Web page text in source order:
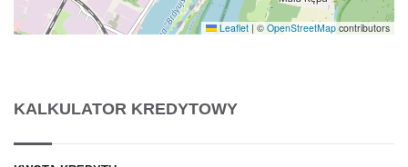
Leaflet | © OpenStreetMap contributors
KALKULATOR KREDYTOWY